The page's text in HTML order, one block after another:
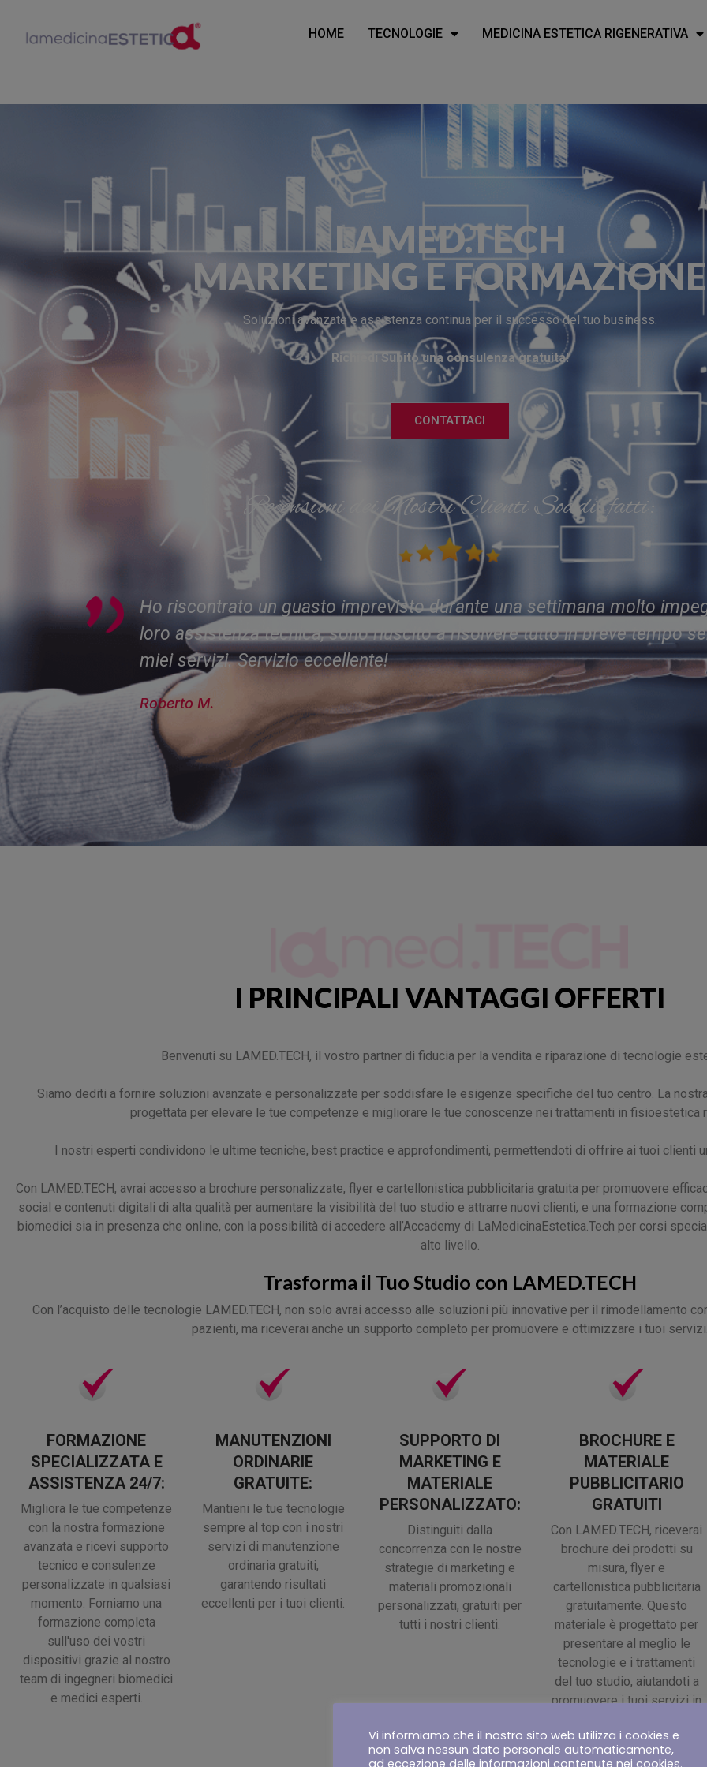
HOME TECNOLOGIE MEDICINA ESTETICA RIGENERATIVA
LAMED.TECH
MARKETING E FORMAZIONE
Soluzioni avanzate e assistenza continua per il successo del tuo business.
Richiedi Subito una consulenza gratuita!
CONTATTACI
Recensioni dei Nostri Clienti Soddisfatti:
alla
Il supporto continuo che offrono è insostituibile. Non solo riparano le
forniscono anche consigli utili per prevenire ulteriori problemi. Un
completo!
Francesca T.
I PRINCIPALI VANTAGGI OFFERTI
Benvenuti su LAMED.TECH, il vostro partner di fiducia per la vendita e riparazione di tecnologie
Siamo dediti a fornire soluzioni avanzate e personalizzate per soddisfare le esigenze specifiche del tuo centro. La
progettata per elevare le tue competenze e migliorare le tue conoscenze nei trattamenti in fisioestetica
I nostri esperti condividono le ultime tecniche, best practice e approfondimenti, permettendoti di offrire ai tuoi clienti
Con LAMED.TECH, avrai accesso a brochure personalizzate, flyer e cartellonistica pubblicitaria gratuita per promuovere
social e contenuti digitali di alta qualità per aumentare la visibilità del tuo studio e attrarre nuovi clienti, e una formazione
biomedici sia in presenza che online, con la possibilità di accedere all’Accademy di LaMedicinaEstetica.Tech per corsi
alto livello.
Trasforma il Tuo Studio con LAMED.TECH
Con l’acquisto delle tecnologie LAMED.TECH, non solo avrai accesso alle soluzioni più innovative per il rimodellamento
pazienti, ma riceverai anche un supporto completo per promuovere e ottimizzare i tuoi servizi.
FORMAZIONE
SPECIALIZZATA E
ASSISTENZA 24/7:
Migliora le tue competenze
con la nostra formazione
avanzata e ricevi supporto
tecnico e consulenze
personalizzate in qualsiasi
momento. Forniamo una
formazione completa
sull'uso dei vostri
dispositivi grazie al nostro
team di ingegneri biomedici
e medici esperti.
MANUTENZIONI
ORDINARIE
GRATUITE:
Mantieni le tue tecnologie
sempre al top con i nostri
servizi di manutenzione
ordinaria gratuiti,
garantendo risultati
eccellenti per i tuoi clienti.
SUPPORTO DI
MARKETING E
MATERIALE
PERSONALIZZATO:
Distinguiti dalla
concorrenza con le nostre
strategie di marketing e
materiali promozionali
personalizzati, gratuiti per
tutti i nostri clienti.
BROCHURE E
MATERIALE
PUBBLICITARIO
GRATUITI
Con LAMED.TECH, riceverai
brochure dei prodotti su
misura, flyer e
cartellonistica pubblicitaria
gratuitamente. Questo
materiale è progettato per
presentare al meglio le
tecnologie e i trattamenti
del tuo studio, aiutandoti a
promuovere i tuoi servizi in
Vi informiamo che il nostro sito web utilizza i cookies e
non salva nessun dato personale automaticamente,
ad eccezione delle informazioni contenute nei cookies.